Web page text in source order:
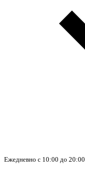
Ежедневно с 10:00 до 20:00